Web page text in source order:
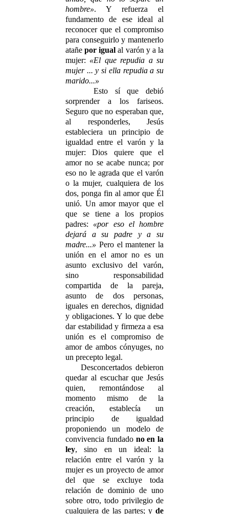
hombre». Y refuerza el
fundamento de ese ideal al
reconocer que el compromiso
para conseguirlo y mantenerlo
atañepor igual al varón y a la
mujer: «El que repudia a su
mujer ... y si ella repudia a su
marido...»
Esto sí que debió
sorprender a los fariseos.
Seguro que no esperaban que,
al responderles, Jesús
estableciera un principio de
igualdad entre el varón y la
mujer: Dios quiere que el
amor no se acabe nunca; por
eso no le agrada que el varón
o la mujer, cualquiera de los
dos, ponga fin al amor que Él
unió. Un amor mayor que el
que se tiene a los propios
padres: «por eso el hombre
dejará a su padre y a su
madre...» Pero el mantener la
unión en el amor no es un
asunto exclusivo del varón,
sino responsabilidad
compartida de la pareja,
asunto de dos personas,
iguales en derechos, dignidad
y obligaciones. Y lo que debe
dar estabilidad y firmeza a esa
unión es el compromiso de
amor de ambos cónyuges, no
un precepto legal.
Desconcertados debieron
quedar al escuchar que Jesús
quien, remontándose al
momento mismo de la
creación, establecía un
principio de igualdad
proponiendo un modelo de
convivencia fundado no en la
ley, sino en un ideal: la
relación entre el varón y la
mujer es un proyecto de amor
del que se excluye toda
relación de dominio de uno
sobre otro, todo privilegio de
cualquiera de las partes; y de